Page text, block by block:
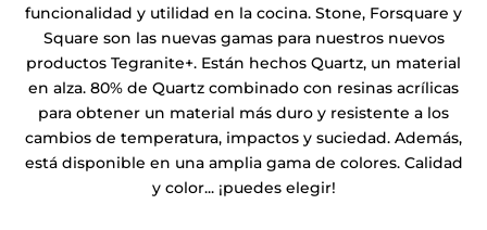
funcionalidad y utilidad en la cocina. Stone, Forsquare y
Square son las nuevas gamas para nuestros nuevos
productos Tegranite+. Están hechos Quartz, un material
en alza. 80% de Quartz combinado con resinas acrílicas
para obtener un material más duro y resistente a los
cambios de temperatura, impactos y suciedad. Además,
está disponible en una amplia gama de colores. Calidad
y color... ¡puedes elegir!